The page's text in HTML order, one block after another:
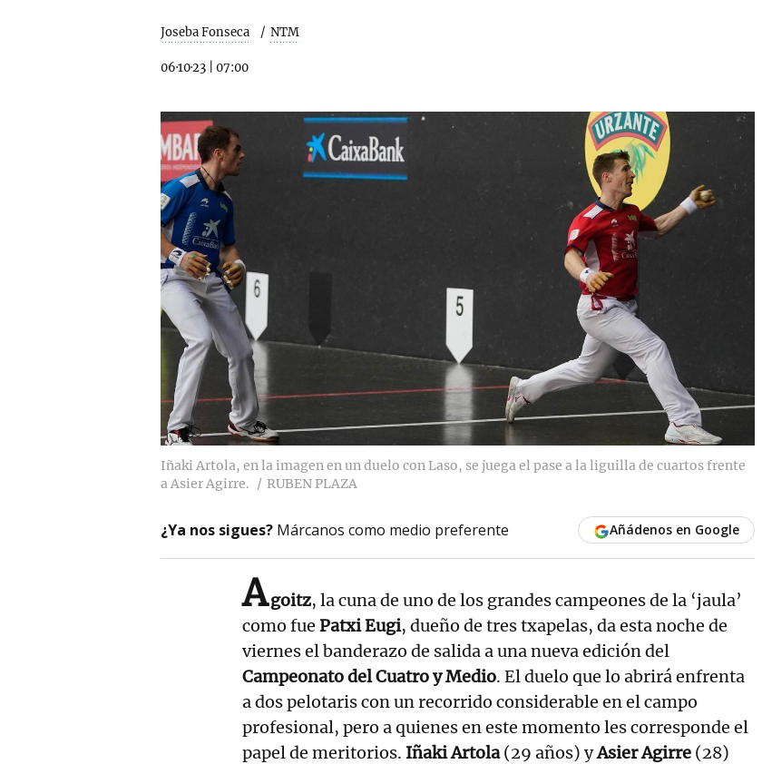
Joseba Fonseca NTM
06·10·23 07:00
Iñaki Artola, en la imagen en un duelo con Laso, se juega el pase a la liguilla de cuartos frente
a Asier Agirre.
RUBEN PLAZA
¿Ya nos sigues? Márcanos como medio preferente Añádenos en Google
Agoitz, la cuna de uno de los grandes campeones de la ‘jaula’
como fue Patxi Eugi, dueño de tres txapelas, da esta noche de
viernes el banderazo de salida a una nueva edición del
Campeonato del Cuatro y Medio. El duelo que lo abrirá enfrenta
a dos pelotaris con un recorrido considerable en el campo
profesional, pero a quienes en este momento les corresponde el
papel de meritorios. Iñaki Artola(29 años) yAsier Agirre (28)